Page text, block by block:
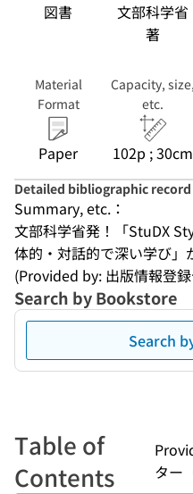
図書
文部科学省
著
Material
Format
Paper
Capacity, size,
etc.
102p ; 30cm
Detailed bibliographic record
Summary, etc.：
文部科学省発！「StuDX
体的・対話的で深い学び」
(Provided by: 出版情報登
Search by Bookstore
Search
Table of
Contents
ター